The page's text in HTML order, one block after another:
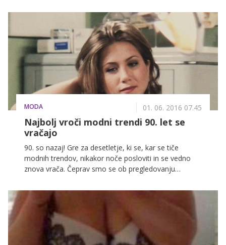
resničnostnem šovu Ameriški top model, ki pa je Jael
ni izkoristila. Ko je izpadla iz tekmovanja, je zapadla v
droge, se zaradi njih znašla v smrtni nevarnosti in celih
pet let živela kot brezdomka. Vse to je vplivalo tudi na
njen videz, saj o lepotici, kakršna je bila pred osmimi
leti, ni več sledi.
MODA 01. 06. 2016 07.45
Najbolj vroči modni trendi 90. let se
vračajo
90. so nazaj! Gre za desetletje, ki se, kar se tiče
modnih trendov, nikakor noče posloviti in se vedno
znova vrača. Čeprav smo se ob pregledovanju
bilo, da smo to nosili, pa 25 let kasneje znova
brskamo po omari za že dolgo pozabljenimi oblačili.
Moda se vedno znova obnavlja, preseneča, pa tudi
ponavlja. Če bi torej želeli biti vedno v koraku s
trendom, skrbno prebrskajte mamine in babičine